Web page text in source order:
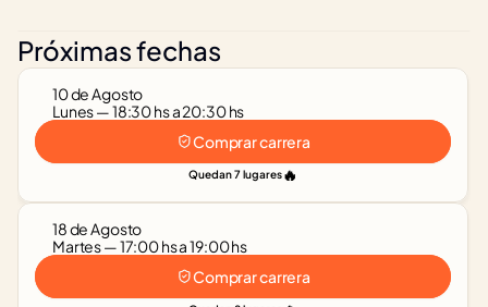
Próximas fechas
10 de Agosto
Lunes — 18:30 hs a 20:30 hs
Quedan 7 lugares🔥
Comprar carrera
18 de Agosto
Martes — 17:00 hs a 19:00 hs
Comprar carrera